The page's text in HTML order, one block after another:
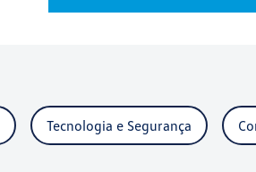
Tecnologia e Segurança